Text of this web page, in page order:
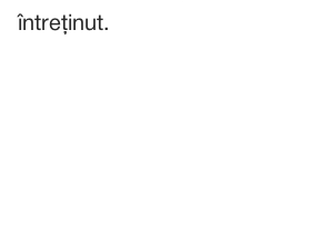
întreținut.